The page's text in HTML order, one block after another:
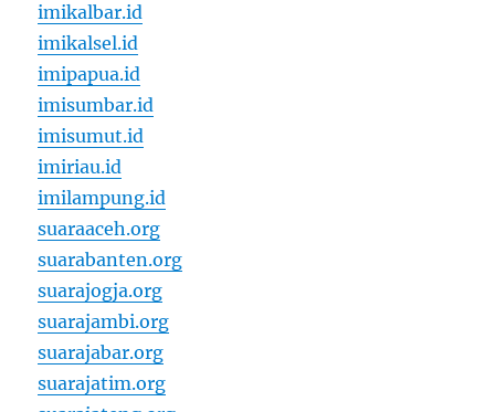
imikalbar.id
imikalsel.id
imipapua.id
imisumbar.id
imisumut.id
imiriau.id
imilampung.id
suaraaceh.org
suarabanten.org
suarajogja.org
suarajambi.org
suarajabar.org
suarajatim.org